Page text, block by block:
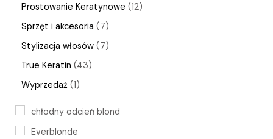
Prostowanie Keratynowe 12
Sprzęt i akcesoria 7
Stylizacja włosów 7
True Keratin 43
Wyprzedaż 1
chłodny odcień blond
Everblonde